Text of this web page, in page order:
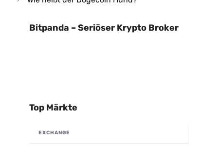
Bitpanda – Seriöser Krypto Broker
Top Märkte
EXCHANGE